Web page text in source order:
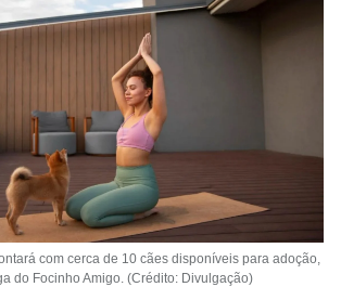
com cerca de 10 cães disponíveis para adoção,
do Focinho Amigo. (Crédito: Divulgação)